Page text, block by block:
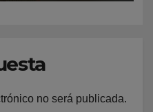
no será publicada.